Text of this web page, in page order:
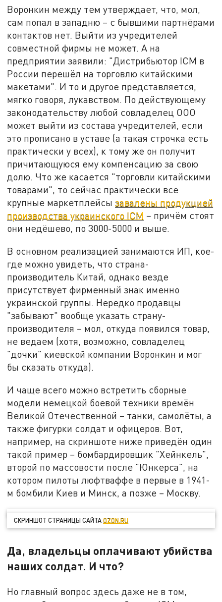
Воронкин между тем утверждает, что, мол,
сам попал в западню – с бывшими партнёрами
контактов нет. Выйти из учредителей
совместной фирмы не может. А на
предприятии заявили: "Дистрибьютор ICM в
России перешёл на торговлю китайскими
макетами". И то и другое представляется,
мягко говоря, лукавством. По действующему
законодательству любой совладелец ООО
может выйти из состава учредителей, если
это прописано в уставе (а такая строчка есть
практически у всех), к тому же он получит
причитающуюся ему компенсацию за свою
долю. Что же касается "торговли китайскими
товарами", то сейчас практически все
крупные маркетплейсызавалены продукцией
производства украинского ICM – причём стоят
они недёшево, по 3000-5000 и выше.
В основном реализацией занимаются ИП, кое-
где можно увидеть, что страна-
производитель Китай, однако везде
присутствует фирменный знак именно
украинской группы. Нередко продавцы
"забывают" вообще указать страну-
производителя – мол, откуда появился товар,
не ведаем (хотя, возможно, совладелец
"дочки" киевской компании Воронкин и мог
бы сказать откуда).
И чаще всего можно встретить сборные
модели немецкой боевой техники времён
Великой Отечественной – танки, самолёты, а
также фигурки солдат и офицеров. Вот,
например, на скриншоте ниже приведён один
такой пример – бомбардировщик "Хейнкель",
второй по массовости после "Юнкерса", на
котором пилоты люфтваффе в первые в 1941-
м бомбили Киев и Минск, а позже – Москву.
СКРИНШОТ СТРАНИЦЫ САЙТАOZON.RU
Да, владельцы оплачивают убийства
наших солдат. И что?
Но главный вопрос здесь даже не в том,